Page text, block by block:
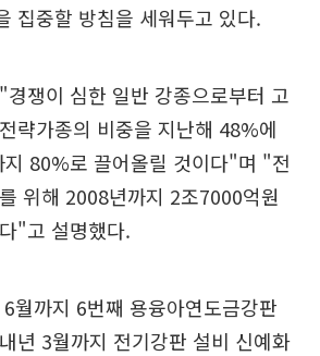
집중할 방침을 세워두고 있다.
쟁이 심한 일반 강종으로부터 고
략가종의 비중을 지난해 48%에
80%로 끌어올릴 것이다"며 "전
위해 2008년까지 2조7000억원
"고 설명했다.
월까지 6번째 용융아연도금강판
년 3월까지 전기강판 설비 신예화